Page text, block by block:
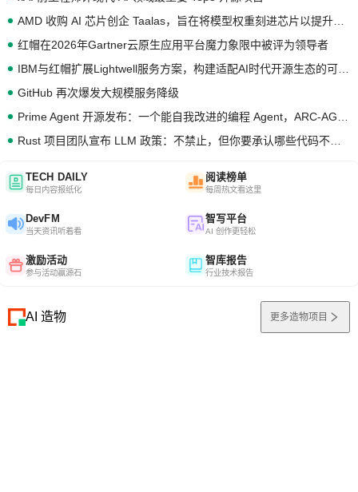
红帽在2026年Gartner云原生应用平台魔力象限中被评为领导者
GitHub 再次爆发大规模服务降级
TECH DAILY
每日内容报纸化
阅读榜单
每周热文看这里
DevFM
当天资讯听着看
智写平台
AI 创作更轻松
激励活动
参与活动赢源石
智库报告
行业技术报告
AI 造物 更多造物项目